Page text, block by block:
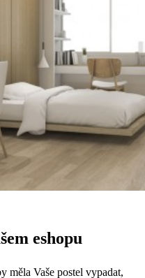
eshopu
měla Vaše postel vypadat,